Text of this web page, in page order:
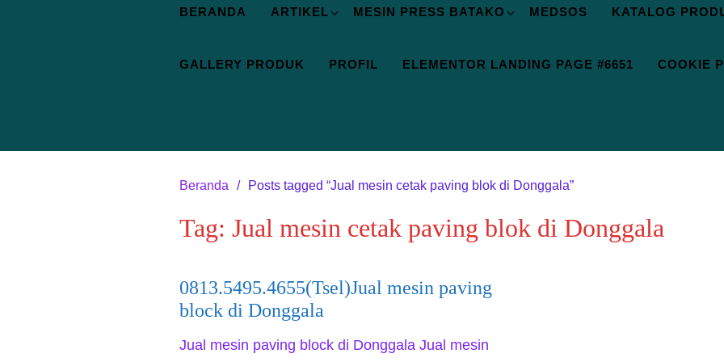
BERANDA ARTIKEL MESIN PRESS BATAKO MEDSOS KATALOG
GALLERY PRODUK PROFIL ELEMENTOR LANDING PAGE #6651 COOKIE
Beranda Posts tagged “Jual mesin cetak paving blok di Donggala”
Tag: Jual mesin cetak paving blok di Donggala
0813.5495.4655(Tsel)Jual mesin paving
block di Donggala
Jual mesin paving block di Donggala Jual mesin